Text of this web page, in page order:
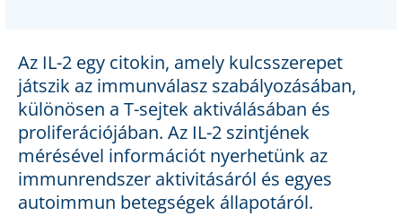
Az IL-2 egy citokin, amely kulcsszerepet
játszik az immunválasz szabályozásában,
különösen a T-sejtek aktiválásában és
proliferációjában. Az IL-2 szintjének
mérésével információt nyerhetünk az
immunrendszer aktivitásáról és egyes
autoimmun betegségek állapotáról.